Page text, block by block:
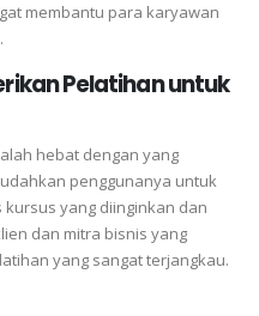
membantu para karyawan
Pelatihan untuk
hebat dengan yang
penggunanya untuk
yang diinginkan dan
dan mitra bisnis yang
yang sangat terjangkau.